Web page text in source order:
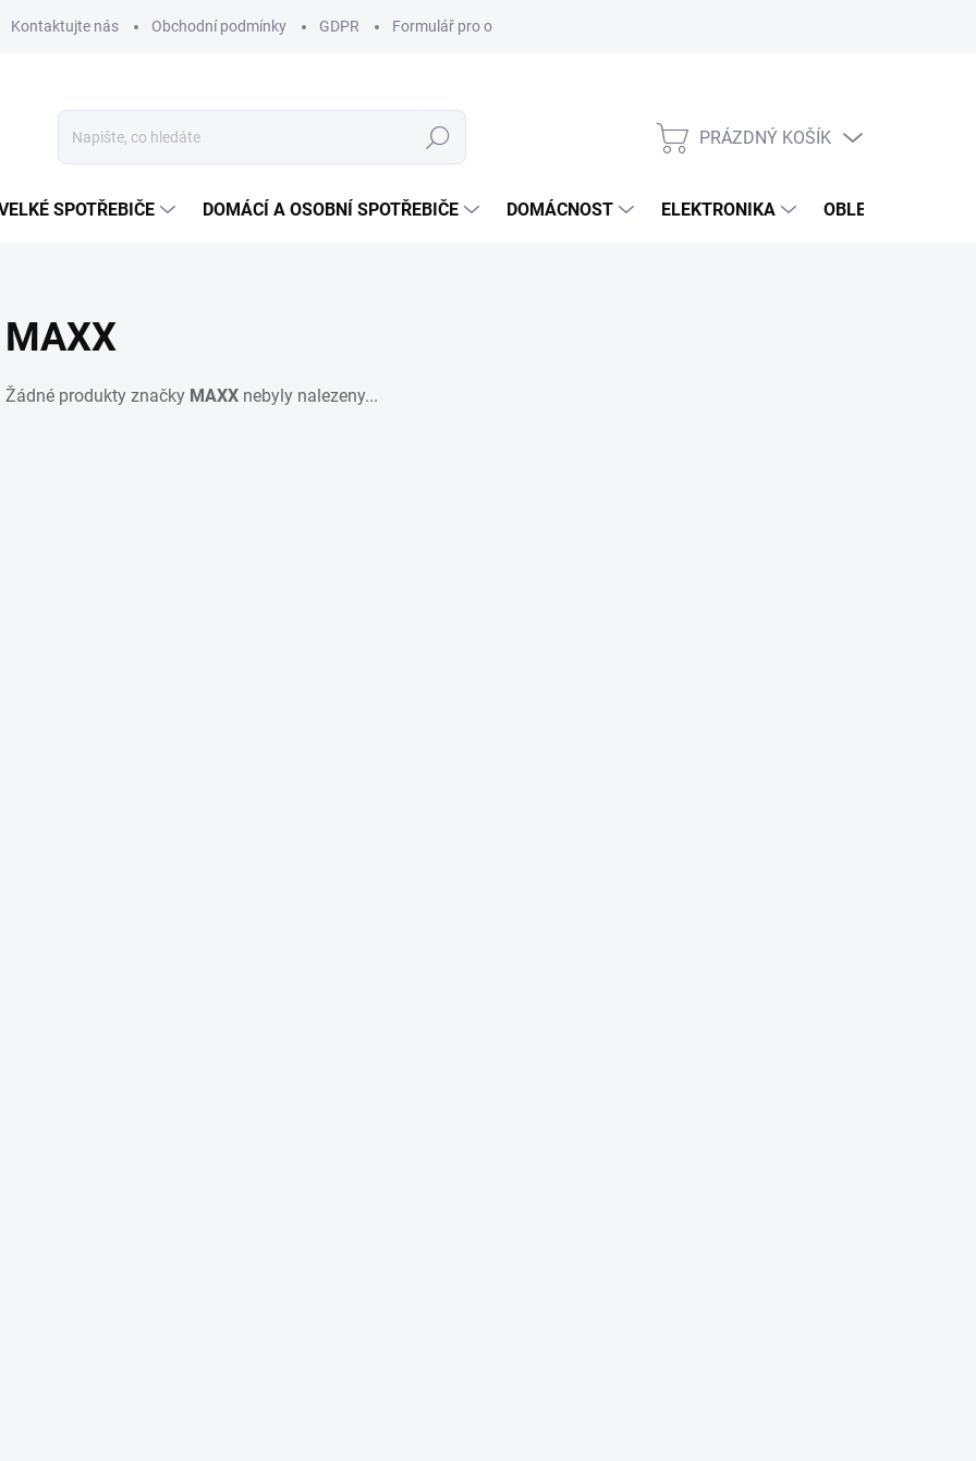
Kontaktujte nás Obchodní podmínky GDPR Formulář pro odstoupení od smlouvy
Hledat
NÁKUPNÍ
PRÁZDNÝ KOŠÍK
SPOTŘEBIČE DOMÁCÍ A OSOBNÍ SPOTŘEBIČE DOMÁCNOST ELEKTRONIKA OBLEČENÍ, OBUV
MAXX
Žádné produkty značky MAXX nebyly nalezeny...